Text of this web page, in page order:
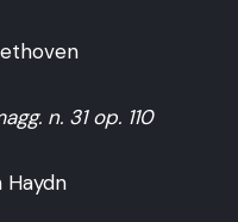
n. 31 op. 110
Haydn